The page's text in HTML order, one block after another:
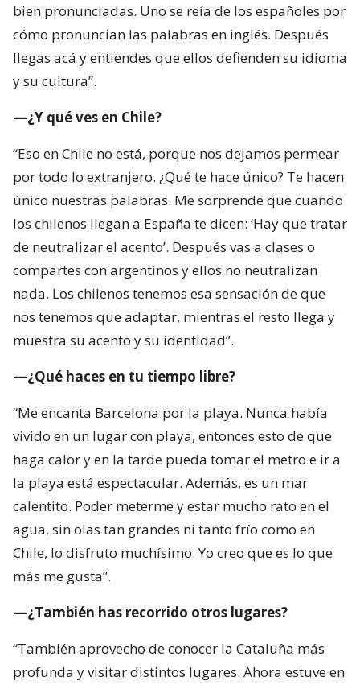
bien pronunciadas. Uno se reía de los españoles por
cómo pronuncian las palabras en inglés. Después
llegas acá y entiendes que ellos defienden su idioma
y su cultura”.
—¿Y qué ves en Chile?
“Eso en Chile no está, porque nos dejamos permear
por todo lo extranjero. ¿Qué te hace único? Te hacen
único nuestras palabras. Me sorprende que cuando
los chilenos llegan a España te dicen: ‘Hay que tratar
de neutralizar el acento’. Después vas a clases o
compartes con argentinos y ellos no neutralizan
nada. Los chilenos tenemos esa sensación de que
nos tenemos que adaptar, mientras el resto llega y
muestra su acento y su identidad”.
—¿Qué haces en tu tiempo libre?
“Me encanta Barcelona por la playa. Nunca había
vivido en un lugar con playa, entonces esto de que
haga calor y en la tarde pueda tomar el metro e ir a
la playa está espectacular. Además, es un mar
calentito. Poder meterme y estar mucho rato en el
agua, sin olas tan grandes ni tanto frío como en
Chile, lo disfruto muchísimo. Yo creo que es lo que
más me gusta”.
—¿También has recorrido otros lugares?
“También aprovecho de conocer la Cataluña más
profunda y visitar distintos lugares. Ahora estuve en